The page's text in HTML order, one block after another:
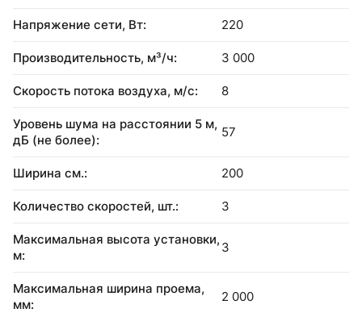
Напряжение сети, Вт: 220
Производительность, м³/ч: 3 000
Скорость потока воздуха, м/с: 8
Уровень шума на расстоянии 5 м,
дБ (не более):
57
Ширина см.: 200
Количество скоростей, шт.: 3
Максимальная высота установки,
м:
3
Максимальная ширина проема,
мм:
2 000